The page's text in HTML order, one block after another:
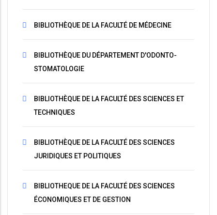
BIBLIOTHÈQUE DE LA FACULTÉ DE MÉDECINE
BIBLIOTHÈQUE DU DÉPARTEMENT D'ODONTO-
STOMATOLOGIE
BIBLIOTHÈQUE DE LA FACULTÉ DES SCIENCES ET
TECHNIQUES
BIBLIOTHÈQUE DE LA FACULTÉ DES SCIENCES
JURIDIQUES ET POLITIQUES
BIBLIOTHEQUE DE LA FACULTÉ DES SCIENCES
ÉCONOMIQUES ET DE GESTION